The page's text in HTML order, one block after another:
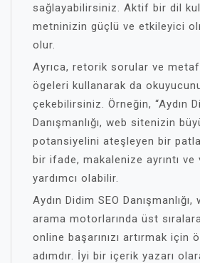
sağlayabilirsiniz. Aktif bir dil
metninizin güçlü ve etkileyici
olur.
Ayrıca, retorik sorular ve
ögeleri kullanarak da
çekebilirsiniz. Örneğin, “Aydın
Danışmanlığı, web sitenizin
potansiyelini ateşleyen bir
bir ifade, makalenize ayrıntı ve
yardımcı olabilir.
Aydın Didim SEO
arama motorlarında üst
online başarınızı artırmak için
adımdır. İyi bir içerik yazarı